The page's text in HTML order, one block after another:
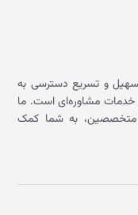
و تسریع دسترسی به
مشاوره‌ای است. ما
با متخصصین، به شما کمک